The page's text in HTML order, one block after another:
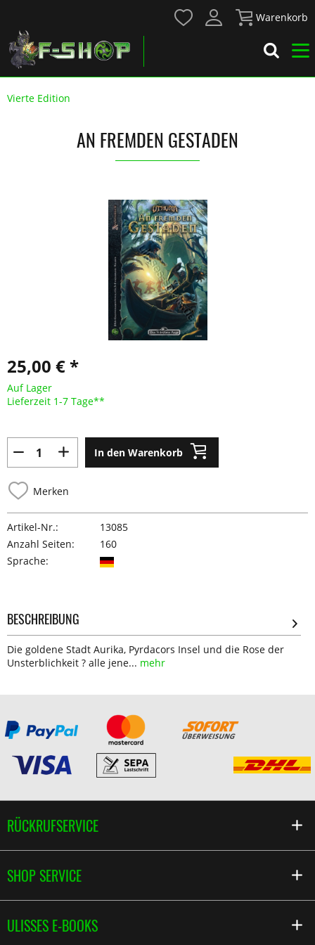
Warenkorb
Vierte Edition
AN FREMDEN GESTADEN
25,00 € *
Auf Lager
Lieferzeit 1-7 Tage**
In den Warenkorb
Merken
Artikel-Nr.:
13085
Anzahl Seiten:
160
Sprache:
BESCHREIBUNG
Die goldene Stadt Aurika, Pyrdacors Insel und die Rose der
Unsterblichkeit ? alle jene... mehr
RÜCKRUFSERVICE
SHOP SERVICE
ULISSES E-BOOKS